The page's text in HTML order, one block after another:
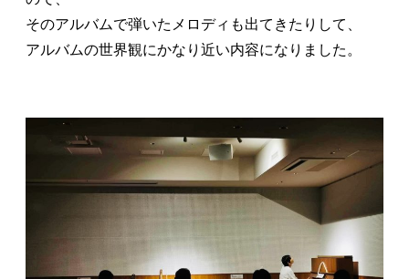
そのアルバムで弾いたメロディも出てきたりして、
アルバムの世界観にかなり近い内容になりました。